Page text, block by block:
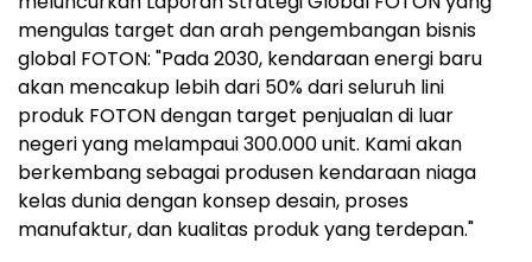
mengulas target dan arah pengembangan bisnis
global FOTON: "Pada 2030, kendaraan energi baru
akan mencakup lebih dari 50% dari seluruh lini
produk FOTON dengan target penjualan di luar
negeri yang melampaui 300.000 unit. Kami akan
berkembang sebagai produsen kendaraan niaga
kelas dunia dengan konsep desain, proses
manufaktur, dan kualitas produk yang terdepan."